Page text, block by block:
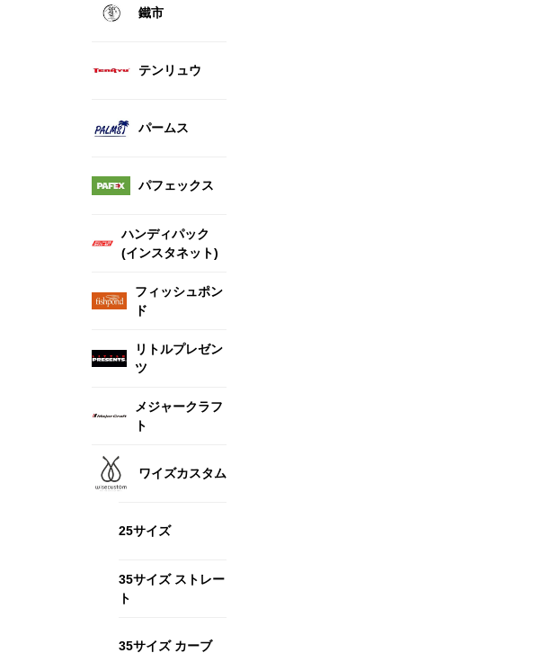
鐵市
テンリュウ
パームス
パフェックス
ハンディパック
(インスタネット)
フィッシュポン
ド
リトルプレゼン
ツ
メジャークラフ
ト
ワイズカスタム
25サイズ
35サイズ ストレー
ト
35サイズ カーブ